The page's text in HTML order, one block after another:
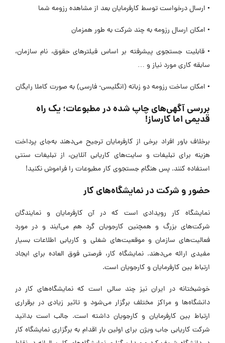
• ارسال درخواست توسط کارفرمایان بعد از مشاهده رزومه شما
• امکان ارسال رزومه به چند شرکت به طور همزمان
• قابلیت جستجوی پیشرفته بر اساس فیلترهای حقوق، نام سازمان،
سابقه کاری مورد نیاز و …
• امکان ساخت رزومه دو زبانه (انگلیسی- فارسی) به صورت کاملا رایگان
بررسی آگهی‌های چاپ شده در مطبوعات؛ یک راه
قدیمی اما کارساز!
برخلاف باور افراد برخی از کارفرمایان ترجیح می‌دهند به‌جای پرداخت
هزینه برای تبلیغات و سایت‌های کاریابی آنلاین، از تبلیغات سنتی
استفاده کنند. پس هنگام جستجوی کار مطبوعات را فراموش نکنید!
حضور و شرکت در نمایشگاه‌های کار
نمایشگاه کار رویدادی است که در آن کارفرمایان و نمایندگان
شرکت‌های بزرگ و همچنین کارجویان گرد هم می‌آیند و در مورد
فعالیت‌های سازمان و موقعیت‌های شغلی و کاریابی اطلاعات بسیار
مفیدی ارائه می‌دهند. نمایشگاه کار، فرصتی فوق العاده برای ایجاد
ارتباط بین کارفرمایان و کارجویان است.
خوشبختانه در ایران نیز چند سالی است که نمایشگاه‌های کار در
دانشگاه‌ها و مراکز مختلف برگزار می‌شود و تاثیر زیادی در برقراری
ارتباط بین کارفرمایان و کارجویان داشته است. جالب است بدانید
شرکت کاریابی جاب ویژن برای اولین بار اقدام به برگزاری نمایشگاه کار